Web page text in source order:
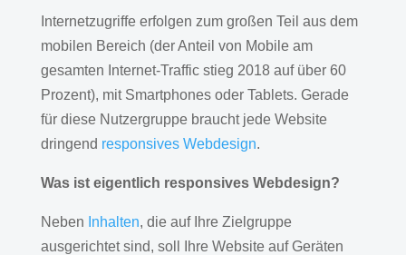
Internetzugriffe erfolgen zum großen Teil aus dem
mobilen Bereich (der Anteil von Mobile am
gesamten Internet-Traffic stieg 2018 auf über 60
Prozent), mit Smartphones oder Tablets. Gerade
für diese Nutzergruppe braucht jede Website
dringend responsives Webdesign.
Was ist eigentlich responsives Webdesign?
Neben Inhalten, die auf Ihre Zielgruppe
ausgerichtet sind, soll Ihre Website auf Geräten